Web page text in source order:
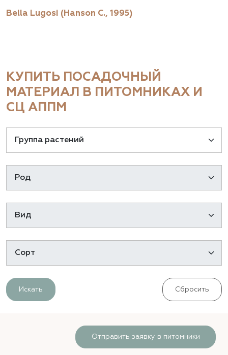
Bella Lugosi (Hanson С., 1995)
КУПИТЬ ПОСАДОЧНЫЙ
МАТЕРИАЛ В ПИТОМНИКАХ И
СЦ АППМ
Искать Сбросить
Отправить заявку в питомники